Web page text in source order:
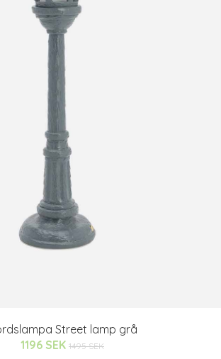
Street lamp grå
1196 SEK 1495 SEK